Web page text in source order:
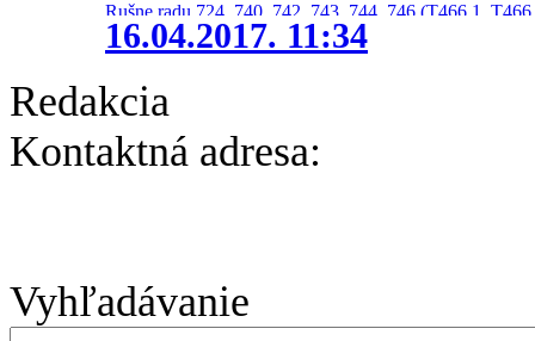
Rušne radu 724, 740, 742, 743, 744, 746 (T466.1,
16.04.2017. 11:34
Redakcia
Kontaktná adresa:
Vyhľadávanie